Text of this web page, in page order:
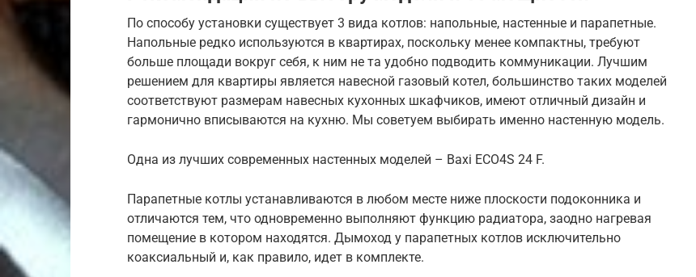
По способу установки существует 3 вида котлов: напольные, настенные и парапетные.
Напольные редко используются в квартирах, поскольку менее компактны, требуют
больше площади вокруг себя, к ним не та удобно подводить коммуникации. Лучшим
решением для квартиры является навесной газовый котел, большинство таких моделей
соответствуют размерам навесных кухонных шкафчиков, имеют отличный дизайн и
гармонично вписываются на кухню. Мы советуем выбирать именно настенную модель.
Одна из лучших современных настенных моделей – Baxi ECO4S 24 F.
Парапетные котлы устанавливаются в любом месте ниже плоскости подоконника и
отличаются тем, что одновременно выполняют функцию радиатора, заодно нагревая
помещение в котором находятся. Дымоход у парапетных котлов исключительно
коаксиальный и, как правило, идет в комплекте.